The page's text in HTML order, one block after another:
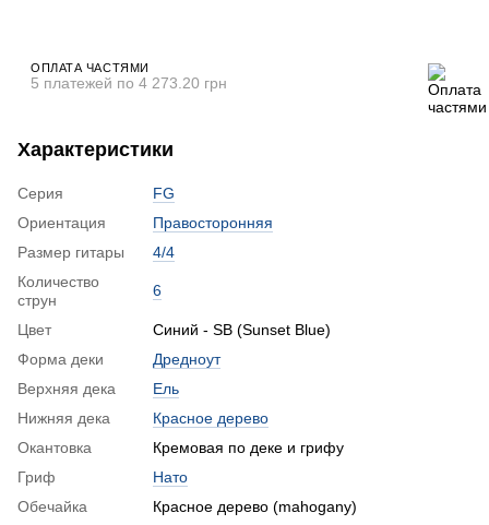
ОПЛАТА ЧАСТЯМИ
5 платежей по 4 273.20 грн
Характеристики
Серия
FG
Ориентация
Правосторонняя
Размер гитары
4/4
Количество
струн
6
Цвет
Синий - SB (Sunset Blue)
Форма деки
Дредноут
Верхняя дека
Ель
Нижняя дека
Красное дерево
Окантовка
Кремовая по деке и грифу
Гриф
Нато
Обечайка
Красное дерево (mahogany)